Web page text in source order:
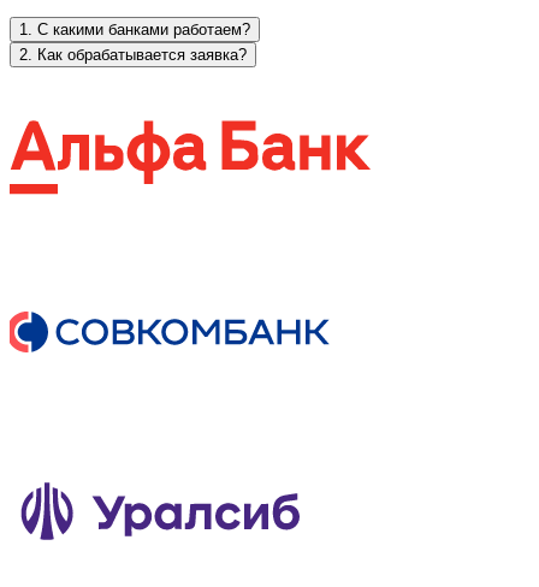
1. С какими банками работаем?
2. Как обрабатывается заявка?